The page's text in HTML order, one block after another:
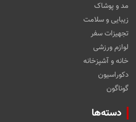
مد و پوشاک
زیبایی و سلامت
تجهیزات سفر
لوازم ورزشی
خانه و آشپزخانه
دکوراسیون
گوناگون
دسته‌ها